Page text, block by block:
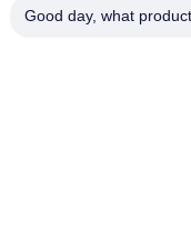
Good day, what